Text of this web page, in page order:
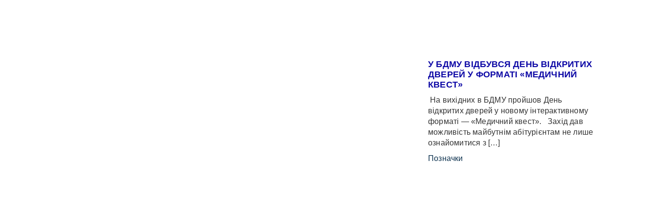
У БДМУ ВІДБУВСЯ ДЕНЬ ВІДКРИТИХ
ДВЕРЕЙ У ФОРМАТІ «МЕДИЧНИЙ
КВЕСТ»
На вихідних в БДМУ пройшов День
відкритих дверей у новому інтерактивному
форматі — «Медичний квест». Захід дав
можливість майбутнім абітурієнтам не лише
ознайомитися з […]
Позначки